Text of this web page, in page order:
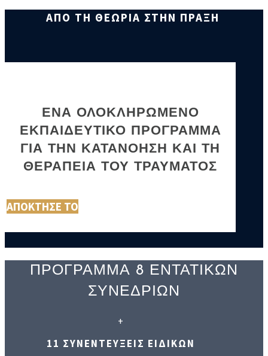
ΑΠΟ ΤΗ ΘΕΩΡΙΑ ΣΤΗΝ ΠΡΑΞΗ
ΕΝΑ ΟΛΟΚΛΗΡΩΜΕΝΟ
ΕΚΠΑΙΔΕΥΤΙΚΟ ΠΡΟΓΡΑΜΜΑ
ΓΙΑ ΤΗΝ ΚΑΤΑΝΟΗΣΗ ΚΑΙ ΤΗ
ΘΕΡΑΠΕΙΑ ΤΟΥ ΤΡΑΥΜΑΤΟΣ
ΑΠΟΚΤΗΣΕ ΤΟ
ΠΡΟΓΡΑΜΜΑ 8 ΕΝΤΑΤΙΚΩΝ
ΣΥΝΕΔΡΙΩΝ
+
11 ΣΥΝΕΝΤΕΥΞΕΙΣ ΕΙΔΙΚΩΝ